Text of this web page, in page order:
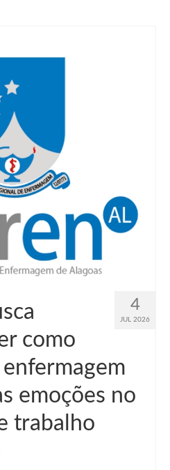
4
JUL 2026
como
emoções no
trabalho